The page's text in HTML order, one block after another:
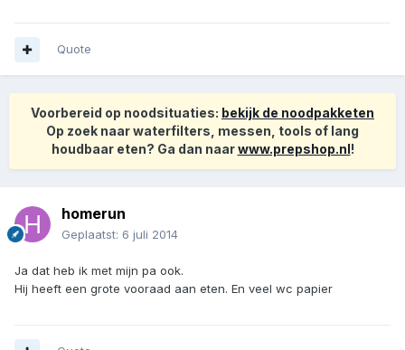
Quote
Voorbereid op noodsituaties: bekijk de noodpakketen
Op zoek naar waterfilters, messen, tools of lang
houdbaar eten? Ga dan naarwww.prepshop.nl!
homerun
Geplaatst: 6 juli 2014
Ja dat heb ik met mijn pa ook.
Hij heeft een grote vooraad aan eten. En veel wc papier